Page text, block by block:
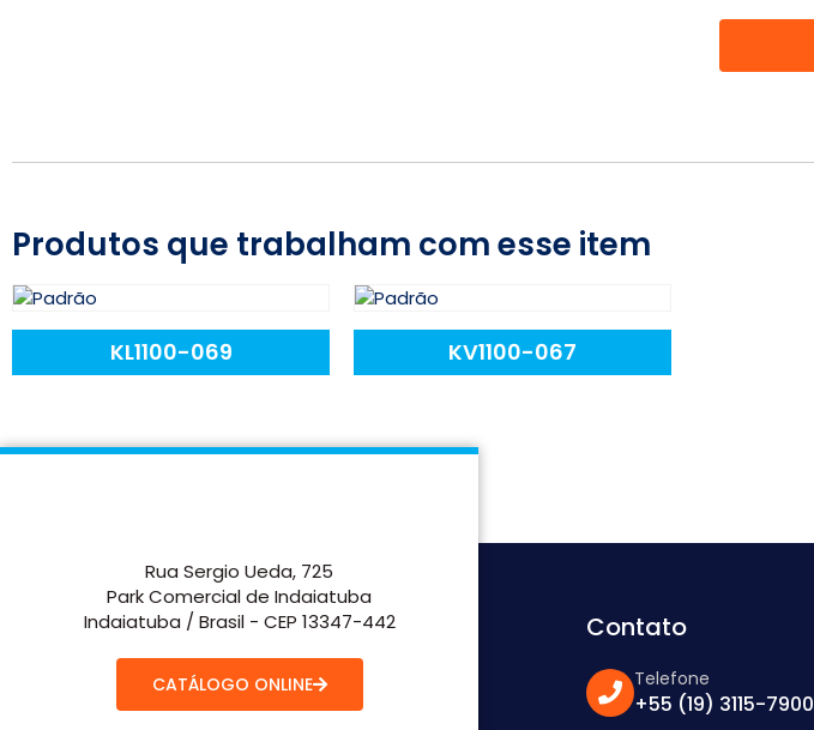
Produtos que trabalham com esse item
KL1100-069 KV1100-067
Rua Sergio Ueda, 725
Park Comercial de Indaiatuba
Indaiatuba / Brasil - CEP 13347-442
CATÁLOGO ONLINE
Contato
Telefone
+55 (19) 3115-7900